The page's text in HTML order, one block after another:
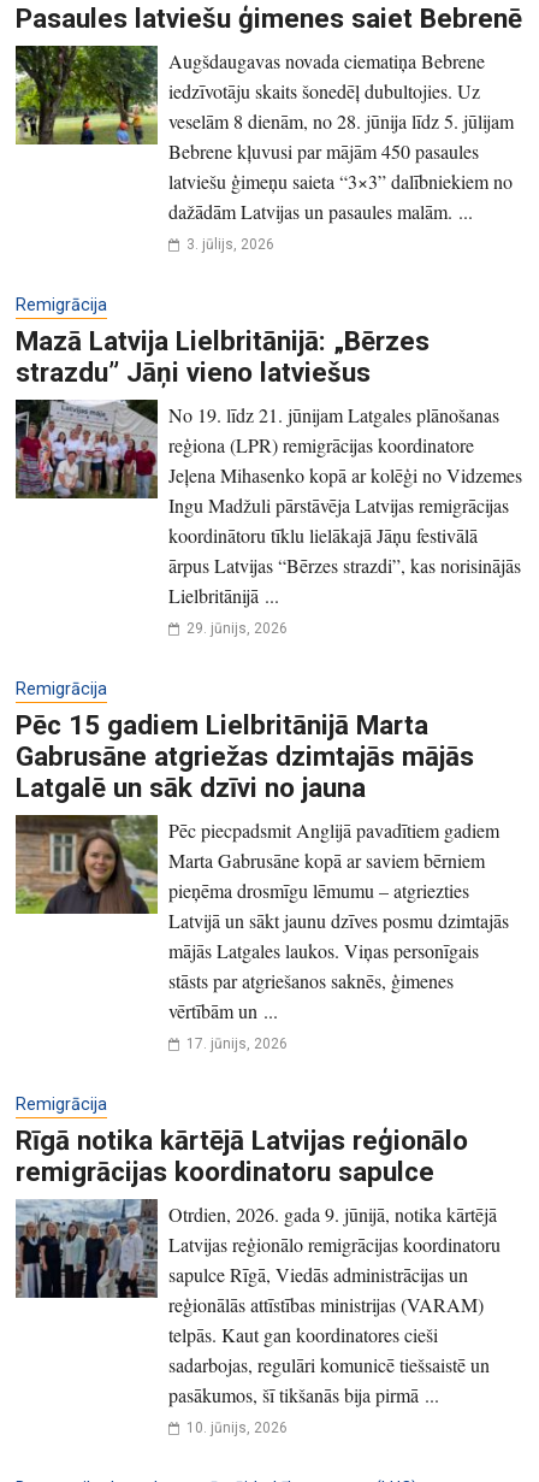
Pasaules latviešu ģimenes saiet Bebrenē
Augšdaugavas novada ciematiņa Bebrene
iedzīvotāju skaits šonedēļ dubultojies. Uz
veselām 8 dienām, no 28. jūnija līdz 5. jūlijam
Bebrene kļuvusi par mājām 450 pasaules
latviešu ģimeņu saieta “3×3” dalībniekiem no
dažādām Latvijas un pasaules malām. ...
3. jūlijs, 2026
Remigrācija
Mazā Latvija Lielbritānijā: „Bērzes
strazdu” Jāņi vieno latviešus
No 19. līdz 21. jūnijam Latgales plānošanas
reģiona (LPR) remigrācijas koordinatore
Jeļena Mihasenko kopā ar kolēģi no Vidzemes
Ingu Madžuli pārstāvēja Latvijas remigrācijas
koordinātoru tīklu lielākajā Jāņu festivālā
ārpus Latvijas “Bērzes strazdi”, kas norisinājās
Lielbritānijā ...
29. jūnijs, 2026
Remigrācija
Pēc 15 gadiem Lielbritānijā Marta
Gabrusāne atgriežas dzimtajās mājās
Latgalē un sāk dzīvi no jauna
Pēc piecpadsmit Anglijā pavadītiem gadiem
Marta Gabrusāne kopā ar saviem bērniem
pieņēma drosmīgu lēmumu – atgriezties
Latvijā un sākt jaunu dzīves posmu dzimtajās
mājās Latgales laukos. Viņas personīgais
stāsts par atgriešanos saknēs, ģimenes
vērtībām un ...
17. jūnijs, 2026
Remigrācija
Rīgā notika kārtējā Latvijas reģionālo
remigrācijas koordinatoru sapulce
Otrdien, 2026. gada 9. jūnijā, notika kārtējā
Latvijas reģionālo remigrācijas koordinatoru
sapulce Rīgā, Viedās administrācijas un
reģionālās attīstības ministrijas (VARAM)
telpās. Kaut gan koordinatores cieši
sadarbojas, regulāri komunicē tiešsaistē un
pasākumos, šī tikšanās bija pirmā ...
10. jūnijs, 2026